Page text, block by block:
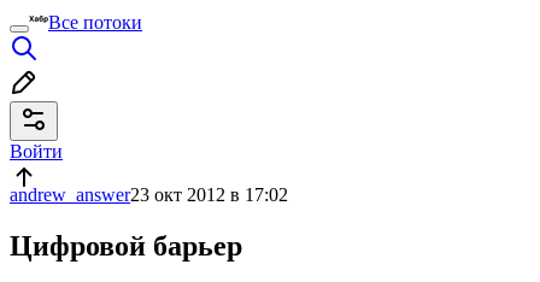
Все потоки
Войти
andrew_answer23 окт 2012 в 17:02
Цифровой барьер